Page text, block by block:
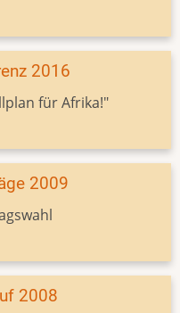
2016
für Afrika!"
2009
2008